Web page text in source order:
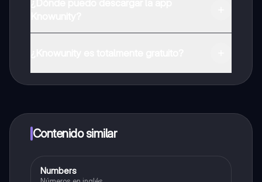
a determinadas funciones.
Contenido similar
Inglés
Numbers